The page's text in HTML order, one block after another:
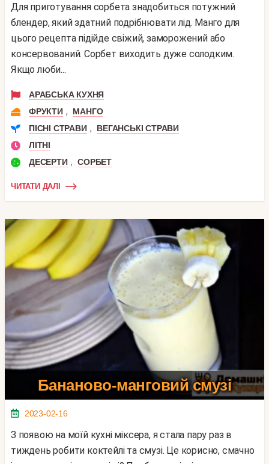
Для приготування сорбета знадобиться потужний
блендер, який здатний подрібнювати лід. Манго для
цього рецепта підійде свіжий, заморожений або
консервований. Сорбет виходить дуже солодким.
Якщо люби...
АРАБСЬКА КУХНЯ
ФРУКТИ ,
МАНГО
ПІСНІ СТРАВИ ,
ВЕГАНСЬКІ СТРАВИ
ЛІТНІ
ДЕСЕРТИ , СОРБЕТ
ЧИТАТИ ДАЛІ
Бананово-манговий смузі
2023-02-16
З появою на моїй кухні міксера, я стала пару раз в
тиждень робити коктейлі та смузі. Це корисно, смачно